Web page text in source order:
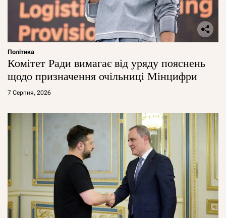
Політика
Комітет Ради вимагає від уряду пояснень
щодо призначення очільниці Мінцифри
7 Серпня, 2026